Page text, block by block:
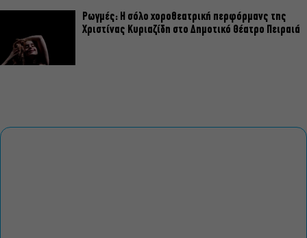
Ρωγμές: Η σόλο χοροθεατρική περφόρμανς της
Χριστίνας Κυριαζίδη στο Δημοτικό Θέατρο Πειραιά